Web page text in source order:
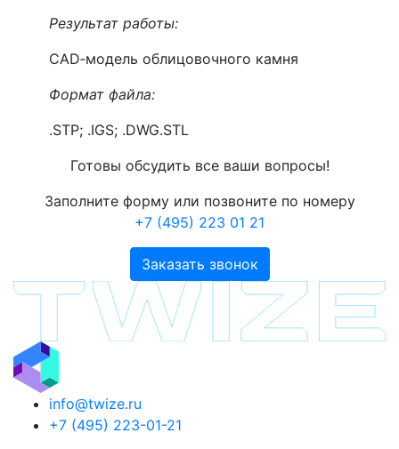
Результат работы:
CAD‑модель облицовочного камня
Формат файла:
.STP; .IGS; .DWG.STL
Готовы обсудить все ваши вопросы!
Заполните форму или позвоните по номеру
+7 (495) 223 01 21
Заказать звонок
info@twize.ru
+7 (495) 223-01-21